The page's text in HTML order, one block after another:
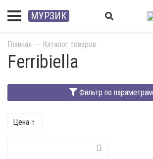
МУРЗИК
Главная Каталог товаров
Ferribiella
Фильтр по параметрам
Цена ↑